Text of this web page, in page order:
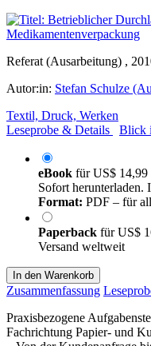
Referat (Ausarbeitung) ,
Autor:in: Stefan Schulze
Textil, Druck, Werken
Leseprobe & Details
Blick
eBook fürUS$ 14,99
Sofort herunterladen.
Format: PDF – für
Paperback fürUS$
Versand weltweit
In den Warenkorb
Zusammenfassung
Praxisbezogene
Fachrichtung Papier- und